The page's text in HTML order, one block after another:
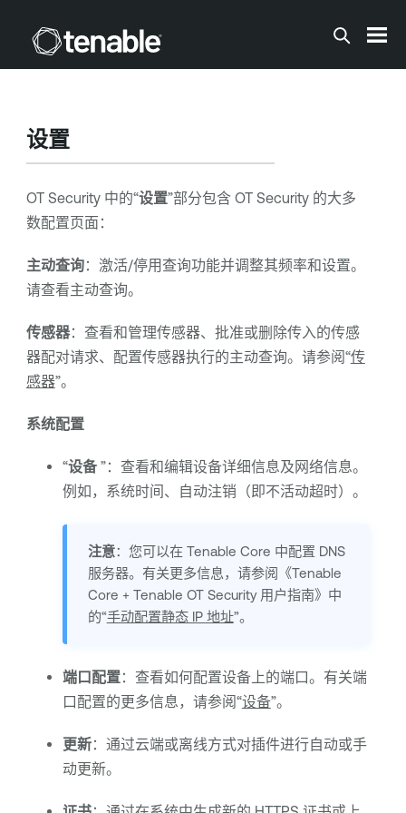
设置
OT Security中的“设置”部分包含 OT Security的大多
数配置页面：
主动查询：激活/停用查询功能并调整其频率和设置。
请查看主动查询。
传感器：查看和管理传感器、批准或删除传入的传感
器配对请求、配置传感器执行的主动查询。请参阅“传
感器”。
系统配置
“设备”：查看和编辑设备详细信息及网络信息。
例如，系统时间、自动注销（即不活动超时）。
注意：您可以在 Tenable Core 中配置 DNS
服务器。有关更多信息，请参阅《Tenable
Core + Tenable OT Security用户指南》中
的“手动配置静态 IP 地址”。
端口配置：查看如何配置设备上的端口。有关端
口配置的更多信息，请参阅“设备”。
更新：通过云端或离线方式对插件进行自动或手
动更新。